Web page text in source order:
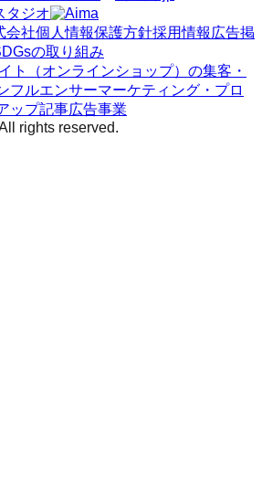
会社個人情報保護方針採用情報 広告掲
の取り組み
ト（オンラインショップ）の集客・
フルエンサーマーケティング・プロ
ップ記事広告事業
rights reserved.